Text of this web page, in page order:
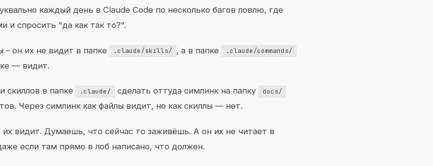
каждый день в Claude Code по несколько багов ловлю, где
и спросить "да как так то?".
– он их не видит в папке .claude/skills/ , а в папке .claude/commands/
— видит.
скиллов в папке .claude/ сделать оттуда симлинк на папку docs/
Через симлинк как файлы видит, но как скиллы — нет.
их видит. Думаешь, что сейчас то заживёшь. А он их не читает в
если там прямо в лоб написано, что должен.